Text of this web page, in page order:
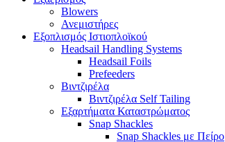
Blowers
Ανεμιστήρες
Εξοπλισμός Ιστιοπλοϊκού
Headsail Handling Systems
Headsail Foils
Prefeeders
Βιντζιρέλα
Βιντζιρέλα Self Tailing
Εξαρτήματα Καταστρώματος
Snap Shackles
Snap Shackles με Πείρο